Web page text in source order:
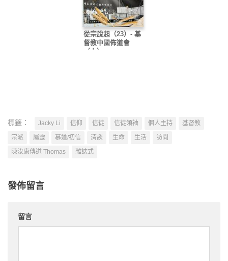
從宗說起（23）- 基
督教中國佈道會
（上）
標籤： Jacky Li 信仰 信徒 信徒領袖 個人主持
基督教
宗派
屬靈 慕道/初信 清談 生命 生活
訪問
陳汝康傳道 Thomas
雜誌式
發佈留言
留言